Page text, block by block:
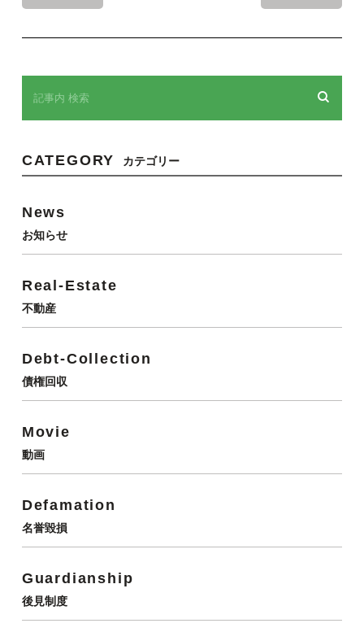
CATEGORY カテゴリー
News
お知らせ
Real-Estate
不動産
Debt-Collection
債権回収
Movie
動画
Defamation
名誉毀損
Guardianship
後見制度